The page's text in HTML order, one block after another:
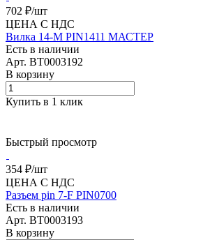
702 ₽/шт
ЦЕНА С НДС
Вилка 14-M PIN1411 МАСТЕР
Есть в наличии
Арт. BT0003192
В корзину
Купить в 1 клик
Быстрый просмотр
354 ₽/шт
ЦЕНА С НДС
Разъем pin 7-F PIN0700
Есть в наличии
Арт. BT0003193
В корзину